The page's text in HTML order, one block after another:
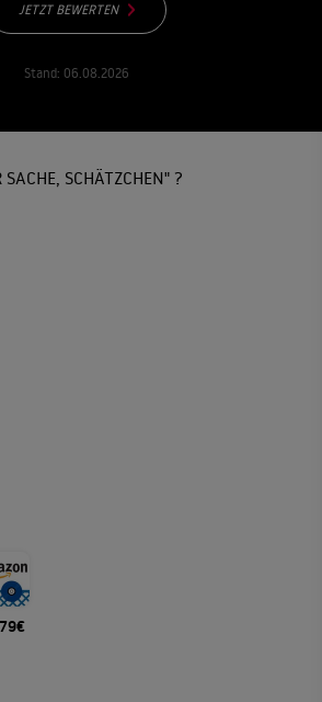
JETZT BEWERTEN
Stand: 06.08.2026
SCHÄTZCHEN" ?